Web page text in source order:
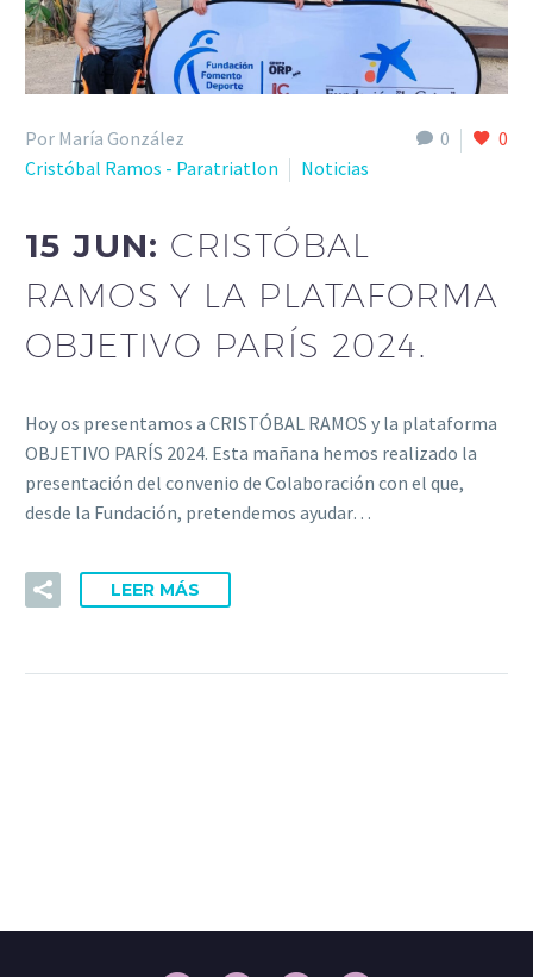
0 0
Por María González
Cristóbal Ramos - Paratriatlon
Noticias
15 JUN: CRISTÓBAL
RAMOS Y LA PLATAFORMA
OBJETIVO PARÍS 2024.
Hoy os presentamos a CRISTÓBAL RAMOS y la plataforma
OBJETIVO PARÍS 2024. Esta mañana hemos realizado la
presentación del convenio de Colaboración con el que,
desde la Fundación, pretendemos ayudar…
LEER MÁS